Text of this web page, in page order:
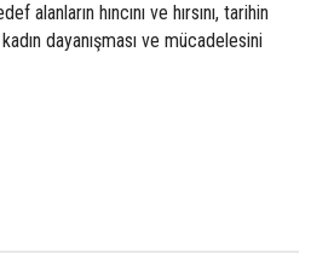
alanların hıncını ve hırsını, tarihin
dayanışması ve mücadelesini